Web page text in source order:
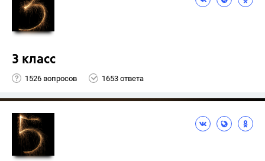
3 класс
1526 вопросов 1653 ответа